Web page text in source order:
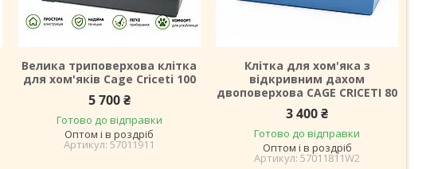
Велика триповерхова клітка
для хом'яків Cage Criceti 100
5 700 ₴
Готово до відправки
Оптом і в роздріб
57011911
Клітка для хом'яка з
відкривним дахом
двоповерхова CAGE CRICETI 80
3 400 ₴
Готово до відправки
Оптом і в роздріб
57011811W2